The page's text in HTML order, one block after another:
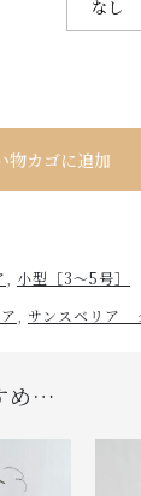
物カゴに追加
小型［3～5号］
サンスベリア
め…